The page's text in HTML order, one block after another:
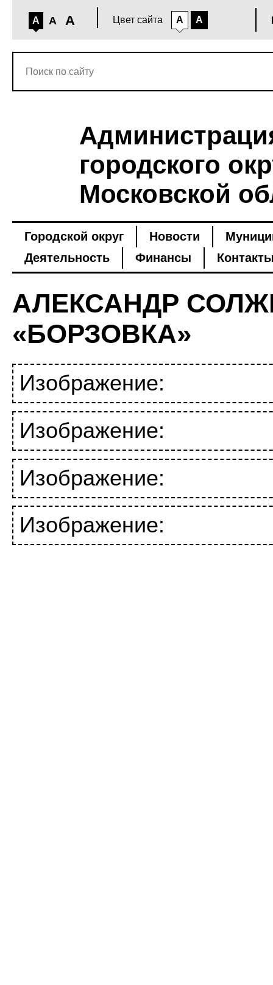
A A A Цвет сайта A A
городского
Московской
Городской округ Новости
Деятельность
Финансы
АЛЕКСАНДР
«БОРЗОВКА»
Изображение:
Изображение:
Изображение:
Изображение: